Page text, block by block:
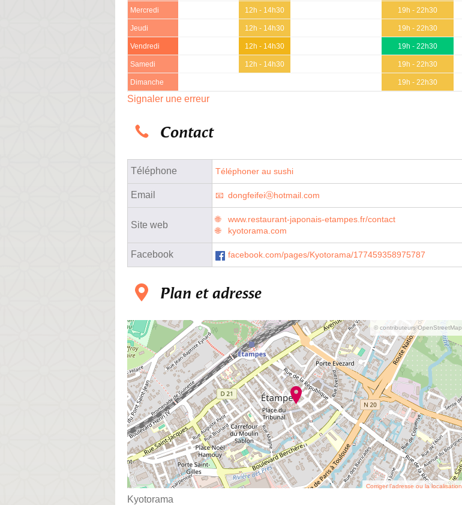
Mercredi 12h - 14h30 19h - 22h30
Jeudi 12h - 14h30 19h - 22h30
Vendredi 12h - 14h30 19h - 22h30
Samedi 12h - 14h30 19h - 22h30
Dimanche 19h - 22h30
Signaler une erreur
Contact
Téléphone Téléphoner au sushi
Email dongfeifeiⓐhotmail.com
Site web
www.restaurant-japonais-etampes.fr/contact
kyotorama.com
Facebook facebook.com/pages/Kyotorama/177459358975787
Plan et adresse
© contributeurs OpenStreetMap
Corriger l’adresse ou la localisation
Kyotorama